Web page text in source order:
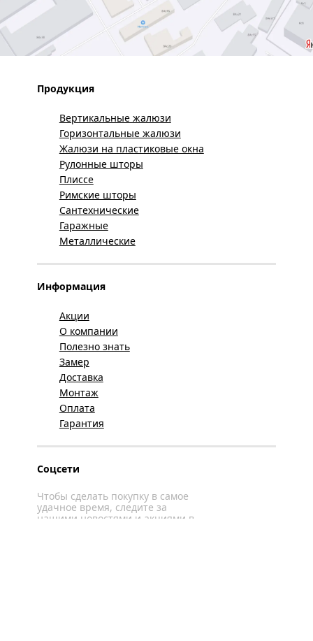
Продукция
Вертикальные жалюзи
Горизонтальные жалюзи
Жалюзи на пластиковые окна
Рулонные шторы
Плиссе
Римские шторы
Сантехнические
Гаражные
Металлические
Информация
Акции
О компании
Полезно знать
Замер
Доставка
Монтаж
Оплата
Гарантия
Соцсети
Чтобы сделать покупку в самое
удачное время, следите за
нашими новостями и акциями в